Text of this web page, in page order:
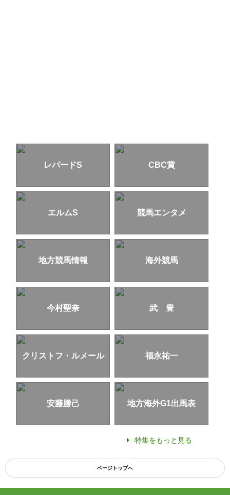
レパードS CBC賞
エルムS 競馬エンタメ
地方競馬情報 海外競馬
今村聖奈 武 豊
クリストフ・ルメール 福永祐一
安藤勝己 地方海外G1出馬表
特集をもっと見る
ページトップへ